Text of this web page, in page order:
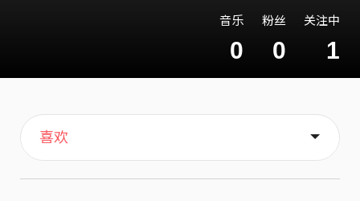
音乐
0
粉丝
0
关注中
1
主页
喜欢
关于